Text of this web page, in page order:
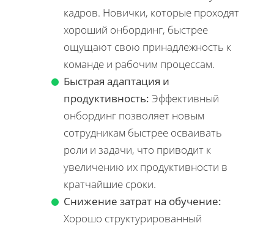
кадров. Новички, которые проходят
хороший онбординг, быстрее
ощущают свою принадлежность к
команде и рабочим процессам.
Быстрая адаптация и
продуктивность: Эффективный
онбординг позволяет новым
сотрудникам быстрее осваивать
роли и задачи, что приводит к
увеличению их продуктивности в
кратчайшие сроки.
Снижение затрат на обучение:
Хорошо структурированный